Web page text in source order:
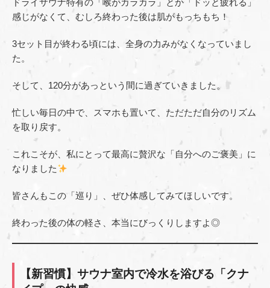
感じがなくて、むしろ終わった後は肌がもっちもち！
3セット目が終わる頃には、全身の力みがなくなっていまし
た。
そして、120分があっという間に過ぎていきました。
忙しい毎日の中で、スマホも置いて、ただただ自分のリズム
を取り戻す。
これこそが、私にとって最高に贅沢な「自分へのご褒美」に
なりました
皆さんもこの「巡り」、ぜひ体感してみてほしいです。
終わった後の体の軽さ、本当にびっくりしますよ◎
【新習慣】サウナ室内で冷水を浴びる「クナ